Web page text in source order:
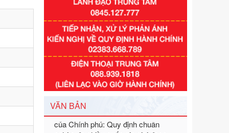
VĂN BẢN
Số kí hiệu:351/2025/NĐ-CP
Tên: Nghị định số 351/2025/NĐ-CP
nghèo đa chiều quốc gia giai đoạn
2026 - 2030
Ngày ban hành: 29/12/2026